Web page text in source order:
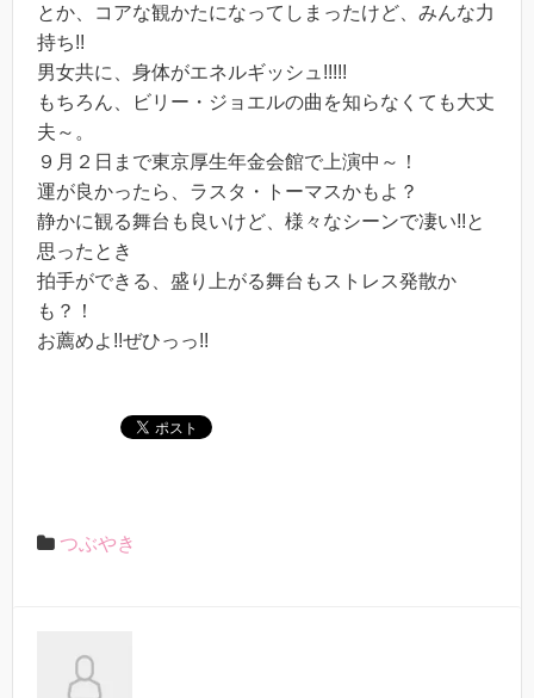
とか、コアな観かたになってしまったけど、みんな力
持ち!!
男女共に、身体がエネルギッシュ!!!!!
もちろん、ビリー・ジョエルの曲を知らなくても大丈
夫～。
９月２日まで東京厚生年金会館で上演中～！
運が良かったら、ラスタ・トーマスかもよ？
静かに観る舞台も良いけど、様々なシーンで凄い!!と
思ったとき
拍手ができる、盛り上がる舞台もストレス発散か
も？！
お薦めよ!!ぜひっっ!!
つぶやき